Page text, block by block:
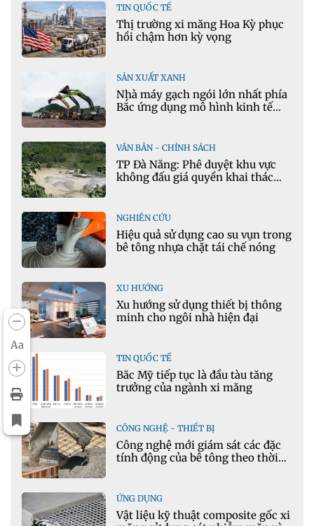
Aa
TIN QUỐC TẾ
Thị trường xi măng Hoa Kỳ phục
hồi chậm hơn kỳ vọng
SẢN XUẤT XANH
Nhà máy gạch ngói lớn nhất phía
Bắc ứng dụng mô hình kinh tế
VĂN BẢN - CHÍNH SÁCH
TP Đà Nẵng: Phê duyệt khu vực
không đấu giá quyền khai thác
NGHIÊN CỨU
Hiệu quả sử dụng cao su vụn trong
bê tông nhựa chặt tái chế nóng
XU HƯỚNG
Xu hướng sử dụng thiết bị thông
minh cho ngôi nhà hiện đại
TIN QUỐC TẾ
Bắc Mỹ tiếp tục là đầu tàu tăng
trưởng của ngành xi măng
CÔNG NGHỆ - THIẾT BỊ
Công nghệ mới giám sát các đặc
tính động của bê tông theo thời
ỨNG DỤNG
Vật liệu kỹ thuật composite gốc xi